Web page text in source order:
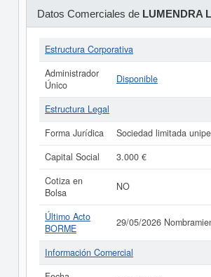
Datos Comerciales de LUMENDRA
Estructura Corporativa
Administrador
Único
Disponible
Estructura Legal
Forma Jurídica
Sociedad limitada
Capital Social
3.000 €
Cotiza en
Bolsa
NO
Último Acto
BORME
29/05/2026
Información Comercial